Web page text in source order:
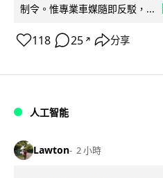
制令。惟專業車媒隨即反駁，...
118 25 ↗ 分享
人工智能
Lawton 2 小時